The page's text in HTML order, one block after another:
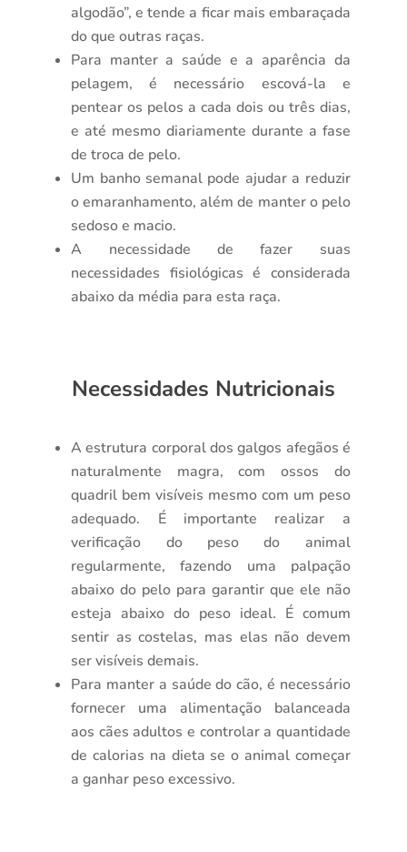
algodão”, e tende a ficar mais embaraçada
do que outras raças.
Para manter a saúde e a aparência da
pelagem, é necessário escová-la e
pentear os pelos a cada dois ou três dias,
e até mesmo diariamente durante a fase
de troca de pelo.
Um banho semanal pode ajudar a reduzir
o emaranhamento, além de manter o pelo
sedoso e macio.
A necessidade de fazer suas
necessidades fisiológicas é considerada
abaixo da média para esta raça.
Necessidades Nutricionais
A estrutura corporal dos galgos afegãos é
naturalmente magra, com ossos do
quadril bem visíveis mesmo com um peso
adequado. É importante realizar a
verificação do peso do animal
regularmente, fazendo uma palpação
abaixo do pelo para garantir que ele não
esteja abaixo do peso ideal. É comum
sentir as costelas, mas elas não devem
ser visíveis demais.
Para manter a saúde do cão, é necessário
fornecer uma alimentação balanceada
aos cães adultos e controlar a quantidade
de calorias na dieta se o animal começar
a ganhar peso excessivo.